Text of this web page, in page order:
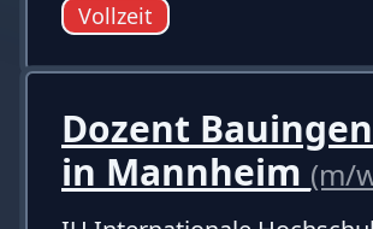
Vollzeit
Dozent
in Mannheim (m/